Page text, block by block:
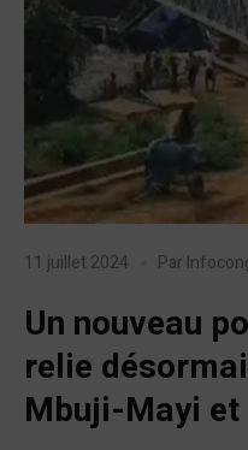
11 juillet 2024 Par
Un nouveau
relie
Mbuji-Mayi et